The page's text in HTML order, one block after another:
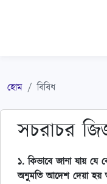
হোম বিবিধ
সচরাচর
১. কিভাবে জানা যায় যে
অনুমতি আদেশ দেয়া হয়